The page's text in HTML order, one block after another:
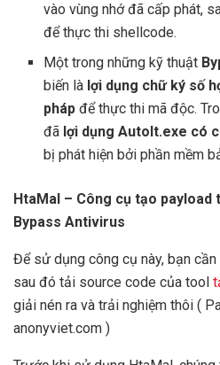
vào vùng nhớ đã cấp phát,
để thực thi shellcode.
Một trong những kỹ thuật
biến là lợi dụng chữ ký số
pháp để thực thi mã độc.
đã lợi dụng AutoIt.exe có
bị phát hiện bởi phần mềm
HtaMal – Công cụ tạo
Bypass Antivirus
Để sử dụng công cụ này, bạn
sau đó tải source code của tool
giải nén ra và trải nghiệm thôi (
anonyviet.com )